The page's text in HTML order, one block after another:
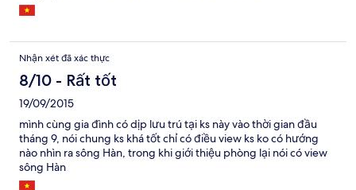
Nhận xét đã xác thực
8/10 - Rất tốt
19/09/2015
mình cùng gia đình có dịp lưu trú tại ks này vào thời gian đầu
tháng 9, nói chung ks khá tốt chỉ có điều view ks ko có hướng
nào nhìn ra sông Hàn, trong khi giới thiệu phòng lại nói có view
sông Hàn